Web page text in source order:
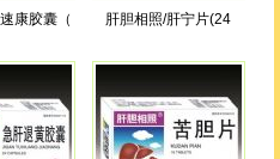
康胶囊（ 肝胆相照/肝宁片(24